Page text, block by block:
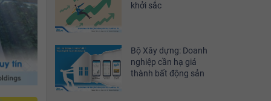
khởi sắc
Bộ Xây dựng: Doanh
nghiệp cần hạ giá
thành bất động sản